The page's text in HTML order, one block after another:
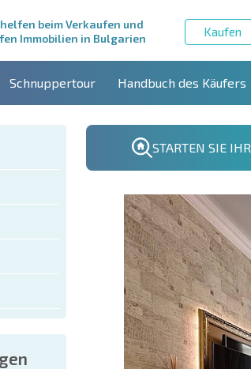
beim Verkaufen und
Immobilien in Bulgarien
Kaufen
Schnuppertour Handbuch des Käufers
STARTEN SIE